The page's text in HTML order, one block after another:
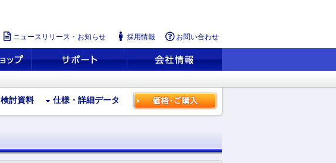
ニュースリリース・お知らせ 採用情報 お問い合わせ
検討資料 仕様・詳細データ